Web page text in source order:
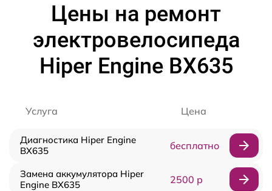
Цены на ремонт
электровелосипеда
Hiper Engine BX635
Услуга Цена
Диагностика Hiper Engine
BX635
бесплатно
Замена аккумулятора Hiper
Engine BX635
2500 р